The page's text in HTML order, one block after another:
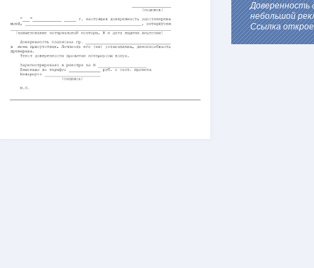
Доверенность
небольшой
Ссылка